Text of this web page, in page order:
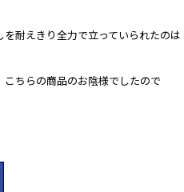
耐えきり全力で立っていられたのは
ちらの商品のお陰様でしたので